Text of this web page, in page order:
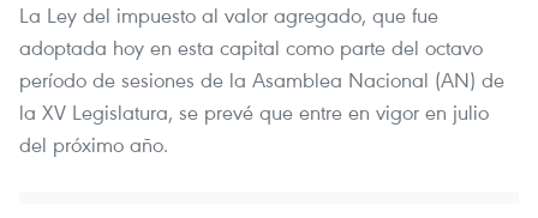
La Ley del impuesto al valor agregado, que fue
adoptada hoy en esta capital como parte del octavo
período de sesiones de la Asamblea Nacional (AN) de
la XV Legislatura, se prevé que entre en vigor en julio
del próximo año.